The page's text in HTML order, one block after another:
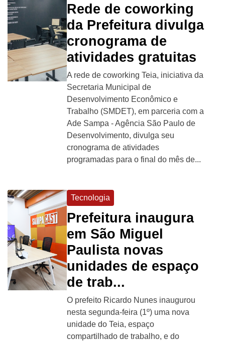
Rede de coworking
da Prefeitura divulga
cronograma de
atividades gratuitas
A rede de coworking Teia, iniciativa da
Secretaria Municipal de
Desenvolvimento Econômico e
Trabalho (SMDET), em parceria com a
Ade Sampa - Agência São Paulo de
Desenvolvimento, divulga seu
cronograma de atividades
programadas para o final do mês de...
Tecnologia
Prefeitura inaugura
em São Miguel
Paulista novas
unidades de espaço
de trab...
O prefeito Ricardo Nunes inaugurou
nesta segunda-feira (1º) uma nova
unidade do Teia, espaço
compartilhado de trabalho, e do